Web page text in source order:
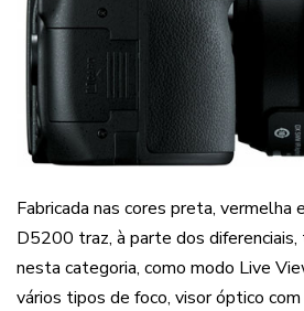
Fabricada nas cores preta, vermelha
D5200 traz, à parte dos
nesta categoria, como modo Live
vários tipos de foco, visor óptico